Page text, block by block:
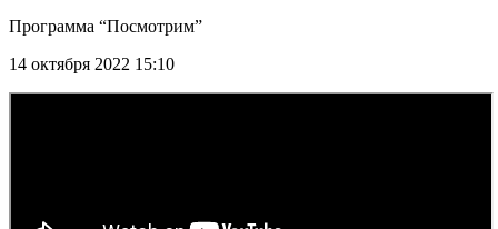
Программа “Посмотрим”
14 октября 2022 15:10